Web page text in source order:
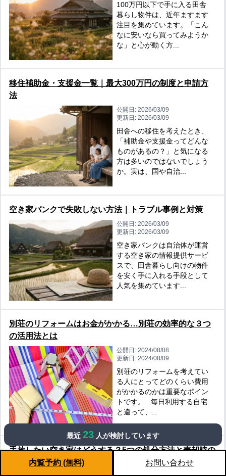
100万円以下で手に入る田舎
暮らし物件は、近年ますます
注目を集めています。「こん
なに安いなら買ってみようか
な」と心が動く方...
移住補助金・支援金一覧｜最大300万円の制度と申請方
法
公開日: 2026/03/09
更新日: 2026/03/09
田舎への移住を考えたとき、
「補助金や支援金ってどんな
ものがあるの？」と気になる
方は多いのではないでしょう
か。実は、国や自治...
空き家バンクで失敗しない方法｜トラブル事例と対策
公開日: 2026/03/09
更新日: 2026/03/09
空き家バンクは自治体が運営
する空き家の情報提供サービ
スで、田舎暮らし向けの物件
を安く手に入れる手段として
人気を集めています...
別荘のリフォームはお金がかかる…別荘の効率的な３つ
の活用法とは
公開日: 2024/08/08
更新日: 2024/08/09
別荘のリフォームを考えてい
る人にとってどのくらい費用
がかかるのかは重要なポイン
トです。 毎日利用する自宅
と違って、...
手放したい空き家はどうする？5つの処分方法と売却時の
業者選びのコツ
最近 23 人が検討しています
内覧予約 (無料) お問い合わせ